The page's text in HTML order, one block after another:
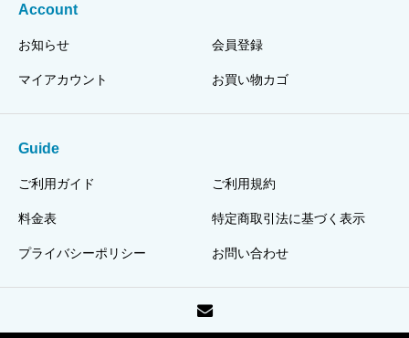
Account
お知らせ 会員登録
マイアカウント お買い物カゴ
Guide
ご利用ガイド ご利用規約
料金表 特定商取引法に基づく表示
プライバシーポリシー お問い合わせ